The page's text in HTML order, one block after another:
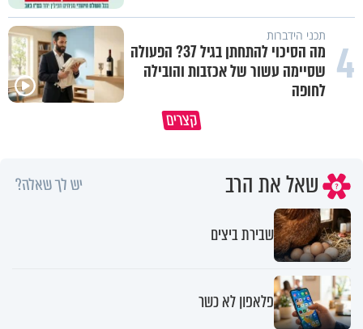
4 תכני הידברות
מה הסיכוי להתחתן בגיל 37? הפעולה
שסיימה עשור של אכזבות והובילה
לחופה
קצרים
משפחת מתן משתפת בהתמודדות עם
האמונה האמיתית בבורא עולם
שאל את הרב יש לך שאלה?
שבירת ביצים
פלאפון לא כשר